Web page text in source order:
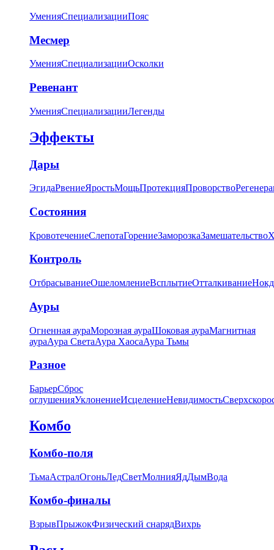
УменияСпециализацииПояс
Месмер
УменияСпециализацииОсколки
Ревенант
УменияСпециализацииЛегенды
Эффекты
Дары
ЭгидаРвениеЯростьМощьПротекцияПроворство
Состояния
КровотечениеСлепотаГорениеЗаморозкаЗамешательство
Контроль
ОтбрасываниеОшеломлениеВсплытиеОтталкивание
Ауры
Огненная аураМорозная аураШоковая аураМагнитная
аураАура СветаАура ХаосаАура Тьмы
Разное
БарьерСброс
оглушенияУклонениеИсцелениеНевидимость
Комбо
Комбо-поля
ТьмаАстралОгоньЛедСветМолнияЯдДымВода
Комбо-финалы
ВзрывПрыжокФизический снарядВихрь